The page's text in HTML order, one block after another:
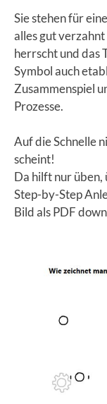
Sie stehen für
alles gut
herrscht und das
Symbol auch
Zusammenspiel
Prozesse.
Auf die Schnelle
scheint!
Da hilft nur üben,
Step-by-Step
Bild als PDF